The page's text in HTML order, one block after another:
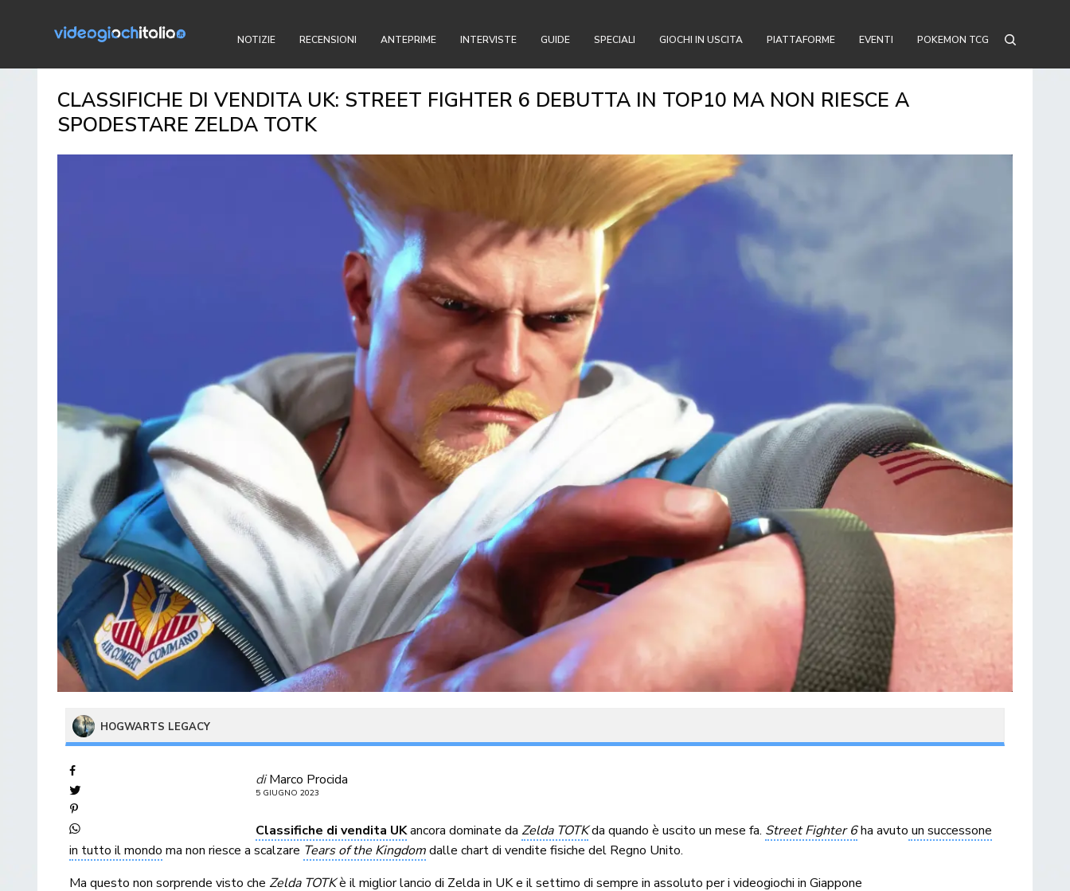
NOTIZIE RECENSIONI ANTEPRIME INTERVISTE GUIDE SPECIALI GIOCHI IN USCITA PIATTAFORME EVENTI POKEMON TCG
CLASSIFICHE DI VENDITA UK: STREET FIGHTER 6 DEBUTTA IN TOP10 MA NON RIESCE A
SPODESTARE ZELDA TOTK
HOGWARTS LEGACY
di Marco Procida
5 GIUGNO 2023
Classifiche di vendita UKancora dominate daZelda TOTKda quando è uscito un mese fa. Street Fighter 6ha avuto un successone
in tutto il mondo ma non riesce a scalzare Tears of the Kingdomdalle chart di vendite fisiche del Regno Unito.
Ma questo non sorprende visto cheZelda TOTKè il miglior lancio di Zelda in UKe ilsettimo di sempre in assoluto per i videogiochi in Giappone